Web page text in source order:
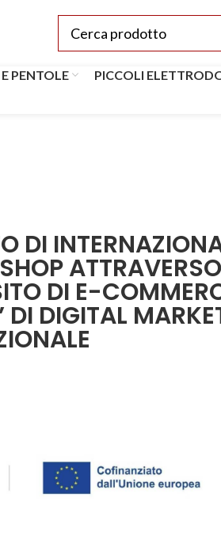
PENTOLE PICCOLI
DI
DI E-
DI DIGITAL